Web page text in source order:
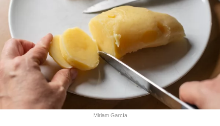
Miriam García